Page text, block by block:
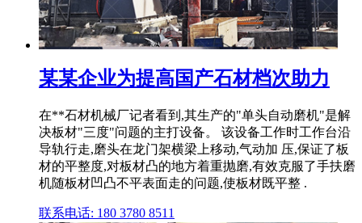
某某企业为提高国产石材档次助力
在**石材机械厂记者看到,其生产的"单头自动磨机"是解
决板材"三度"问题的主打设备。 该设备工作时工作台沿
导轨行走,磨头在龙门架横梁上移动,气动加 压,保证了板
材的平整度,对板材凸的地方着重抛磨,有效克服了手扶磨
机随板材凹凸不平表面走的问题,使板材既平整 .
联系电话: 180 3780 8511